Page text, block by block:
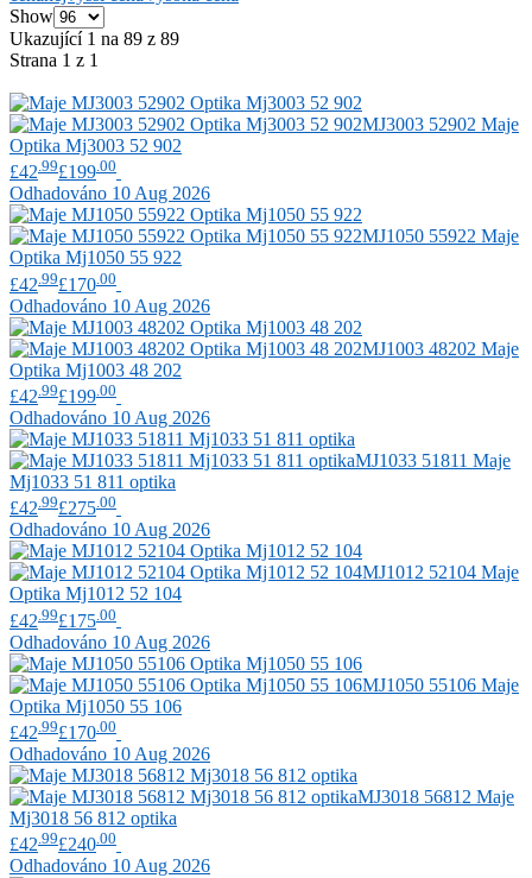
Show
Ukazující 1 na 89 z 89
Strana 1 z 1
MJ3003 52902 Maje
Optika Mj3003 52 902
£42 .99£199 .00
Odhadováno 10 Aug 2026
MJ1050 55922 Maje
Optika Mj1050 55 922
£42 .99£170 .00
Odhadováno 10 Aug 2026
MJ1003 48202 Maje
Optika Mj1003 48 202
£42 .99£199 .00
Odhadováno 10 Aug 2026
MJ1033 51811 Maje
Mj1033 51 811 optika
£42 .99£275 .00
Odhadováno 10 Aug 2026
MJ1012 52104 Maje
Optika Mj1012 52 104
£42 .99£175 .00
Odhadováno 10 Aug 2026
MJ1050 55106 Maje
Optika Mj1050 55 106
£42 .99£170 .00
Odhadováno 10 Aug 2026
MJ3018 56812 Maje
Mj3018 56 812 optika
£42 .99£240 .00
Odhadováno 10 Aug 2026